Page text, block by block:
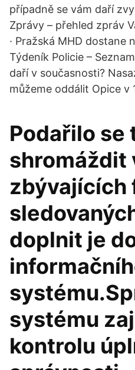
případně se vám daří
Zprávy – přehled zpráv
· Pražská MHD dostane
Týdeník Policie –
daří v současnosti?
můžeme oddálit Opice v
Podařilo se
shromáždit
zbývajících
doplnit je
systému
kontrolu